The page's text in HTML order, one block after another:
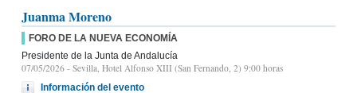
Juanma Moreno
FORO DE LA NUEVA ECONOMÍA
Presidente de la Junta de Andalucía
07/05/2026 - Sevilla, Hotel Alfonso XIII (San Fernando, 2) 9:00 horas
Información del evento